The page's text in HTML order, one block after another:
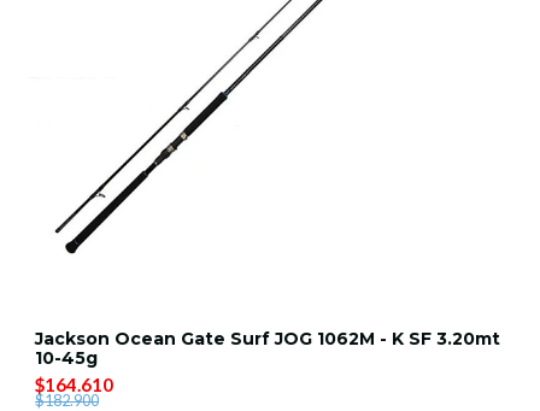
Jackson Ocean Gate Surf JOG 1062M - K SF 3.20mt
10-45g
$164.610
$182.900